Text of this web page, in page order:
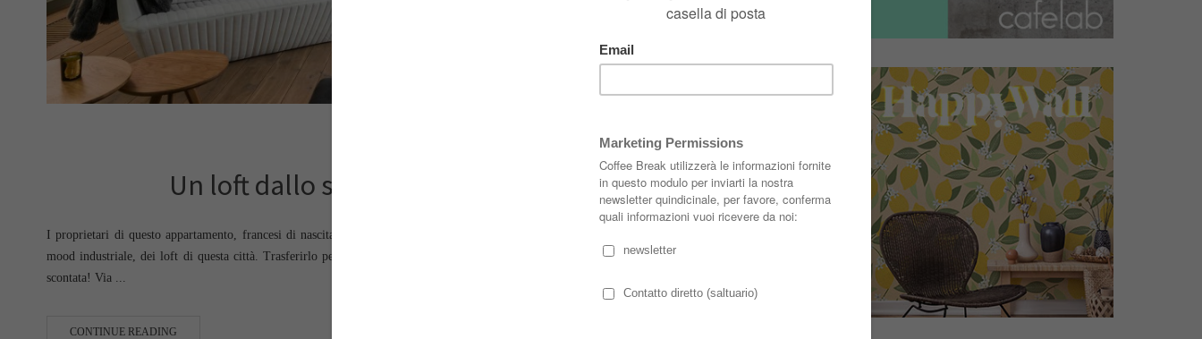
Un loft dallo stile newyorkese a Bruxelles
I proprietari di questo appartamento, francesi di nascita, hanno vissuto per qualche tempo a New York, ed hanno assorbito lo stile tipico, dal
mood industriale, dei loft di questa città. Trasferirlo per ricreare l'atmosfera newyorkese in un loft a Bruxelles è stata praticamente una scelta
scontata! Via ...
CONTINUE READING